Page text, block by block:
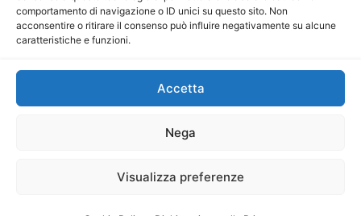
comportamento di navigazione o ID unici su questo sito. Non
acconsentire o ritirare il consenso può influire negativamente su alcune
caratteristiche e funzioni.
Accetta
Nega
Visualizza preferenze
Direttore Responsabile: Maria Calabrese
P.IVA: 06334930820
Mercurio Comunicazione Società Cooperativa a r.l. è
iscritta al Registro degli Operatori di Comunicazione al
Sito gestito daLa Digitale srl–info@ladigitale.it